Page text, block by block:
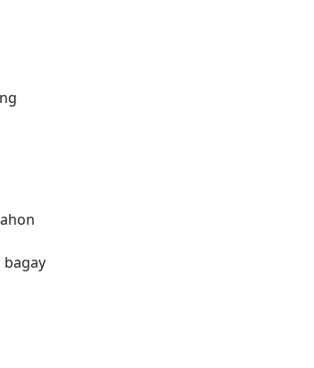
bagay